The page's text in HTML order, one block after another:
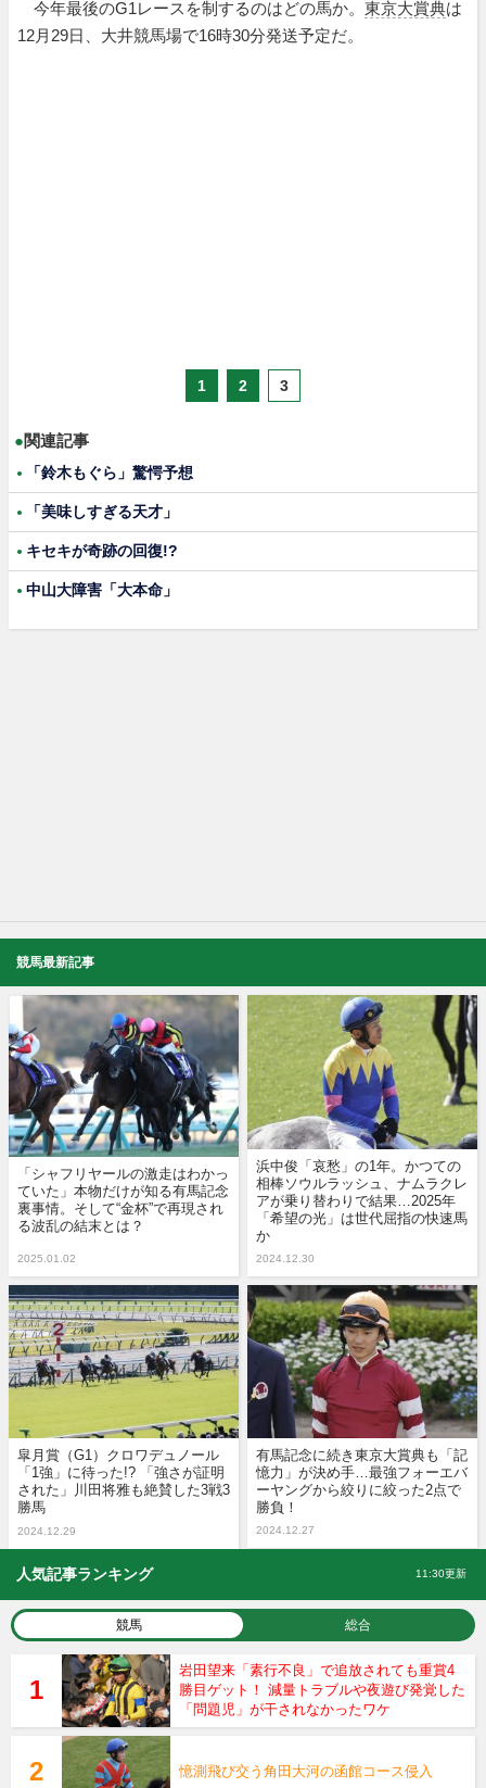
今年最後のG1レースを制するのはどの馬か。 東京大賞典は
12月29日、大井競馬場で16時30分発送予定だ。
1 2 3
●関連記事
「鈴木もぐら」驚愕予想
「美味しすぎる天才」
キセキが奇跡の回復!?
中山大障害「大本命」
競馬最新記事
「シャフリヤールの激走はわかっ
ていた」本物だけが知る有馬記念
裏事情。そして“金杯”で再現され
る波乱の結末とは？
2025.01.02
浜中俊「哀愁」の1年。かつての
相棒ソウルラッシュ、ナムラクレ
アが乗り替わりで結果…2025年
「希望の光」は世代屈指の快速馬
か
2024.12.30
皐月賞（G1）クロワデュノール
「1強」に待った!? 「強さが証明
された」川田将雅も絶賛した3戦3
勝馬
2024.12.29
有馬記念に続き東京大賞典も「記
憶力」が決め手…最強フォーエバ
ーヤングから絞りに絞った2点で
勝負！
2024.12.27
人気記事ランキング 11:30更新
競馬 総合
岩田望来「素行不良」で追放されても重賞4
勝目ゲット！ 減量トラブルや夜遊び発覚した
「問題児」が干されなかったワケ
憶測飛び交う角田大河の函館コース侵入